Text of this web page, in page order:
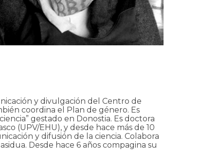
y divulgación del Centro de
coordina el Plan de género. Es
gestado en Donostia. Es doctora
(UPV/EHU), y desde hace más de 10
y difusión de la ciencia. Colabora
Desde hace 6 años compagina su